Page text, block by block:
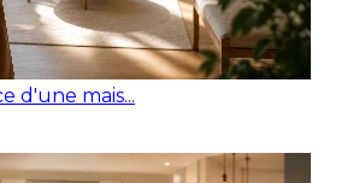
d'une mais...